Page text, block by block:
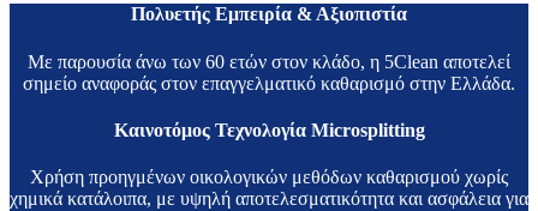
Πολυετής Εμπειρία & Αξιοπιστία
Με παρουσία άνω των 60 ετών στον κλάδο, η 5Clean αποτελεί
σημείο αναφοράς στον επαγγελματικό καθαρισμό στην Ελλάδα.
Καινοτόμος Τεχνολογία Microsplitting
Χρήση προηγμένων οικολογικών μεθόδων καθαρισμού χωρίς
χημικά κατάλοιπα, με υψηλή αποτελεσματικότητα και ασφάλεια για